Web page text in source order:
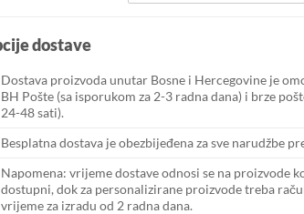
dostave
Dostava proizvoda unutar Bosne i Hercegovine je
BH Pošte (sa isporukom za 2-3 radna dana) i brze
24-48 sati).
Besplatna dostava je obezbijeđena za sve narudžbe
Napomena: vrijeme dostave odnosi se na proizvode
dostupni, dok za personalizirane proizvode treba
vrijeme za izradu od 2 radna dana.